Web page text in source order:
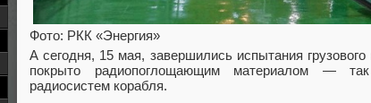
Фото: РКК «Энергия»
А сегодня, 15 мая, завершились испытания
покрыто радиопоглощающим материалом — так
радиосистем корабля.